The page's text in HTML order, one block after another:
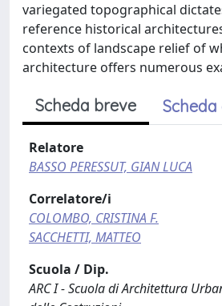
variegated topographical
reference historical
contexts of landscape relief of
architecture offers numerous
Scheda breve
Relatore
BASSO PERESSUT, GIAN LUCA
Correlatore/i
COLOMBO, CRISTINA F.
SACCHETTI, MATTEO
Scuola / Dip.
ARC I - Scuola di Architettura